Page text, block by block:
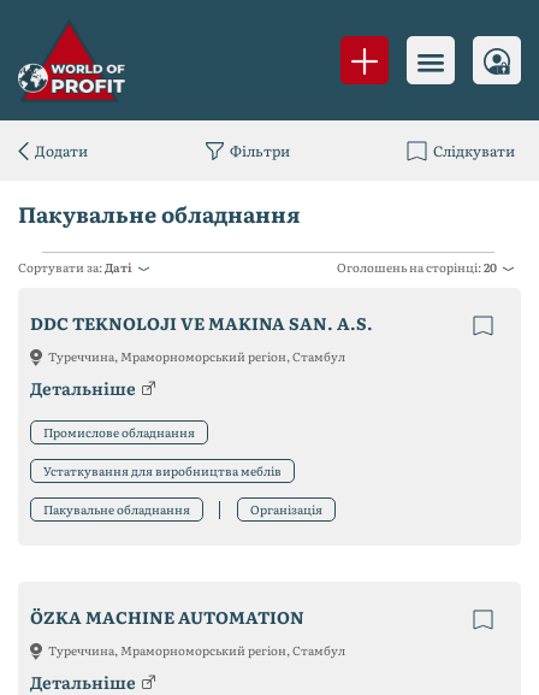
Пакувальне обладнання
Сортувати за:Даті Оголошень на сторінці:20
DDC TEKNOLOJI VE MAKINA SAN. A.S.
Туреччина, Мраморноморський регіон, Стамбул
Детальніше
Промислове обладнання
Устаткування для виробництва меблів
Пакувальне обладнання Організація
ÖZKA MACHINE AUTOMATION
Туреччина, Мраморноморський регіон, Стамбул
Детальніше
Додати Фільтри Слідкувати